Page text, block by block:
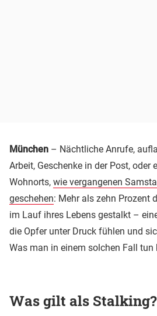
München – Nächtliche Anrufe,
Arbeit, Geschenke in der Post, oder
Wohnorts, wie vergangenen
geschehen: Mehr als zehn Prozent
im Lauf ihres Lebens gestalkt –
die Opfer unter Druck fühlen und
Was man in einem solchen Fall tun
Was gilt als Stalking?